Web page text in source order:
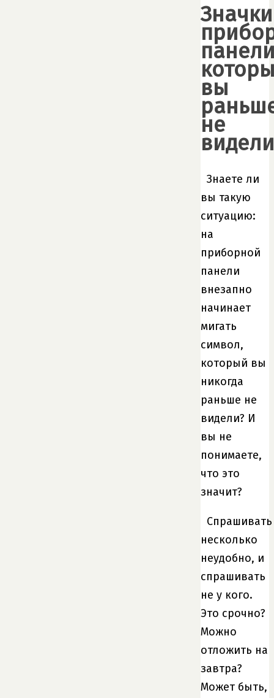
Значки
вы
не
видели
Знаете ли
вы такую ​​
ситуацию:
на
приборной
панели
внезапно
начинает
мигать
символ,
который вы
никогда
раньше не
видели? И
вы не
понимаете,
что это
значит?
Спрашивать
несколько
неудобно, и
спрашивать
не у кого.
Это срочно?
Можно
отложить на
завтра?
Может быть,